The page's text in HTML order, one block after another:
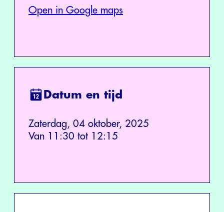
Open in Google maps
Datum en tijd
Zaterdag, 04 oktober, 2025
Van 11:30 tot 12:15